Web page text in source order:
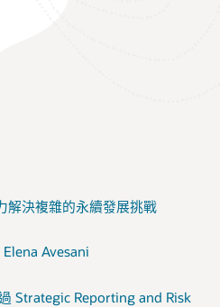
解決複雜的永續發展挑戰
Avesani
Strategic Reporting and Risk